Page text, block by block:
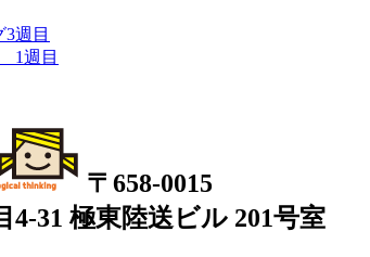
週目
1週目
〒658-0015
31 極東陸送ビル 201号室